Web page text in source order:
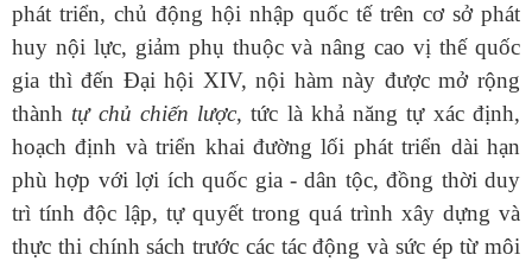
phát triển, chủ động hội nhập quốc tế trên cơ sở phát
huy nội lực, giảm phụ thuộc và nâng cao vị thế quốc
gia thì đến Đại hội XIV, nội hàm này được mở rộng
thành tự chủ chiến lược, tức là khả năng tự xác định,
hoạch định và triển khai đường lối phát triển dài hạn
phù hợp với lợi ích quốc gia - dân tộc, đồng thời duy
trì tính độc lập, tự quyết trong quá trình xây dựng và
thực thi chính sách trước các tác động và sức ép từ môi